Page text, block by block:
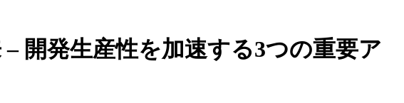
開発生産性を加速する3つの重要ア